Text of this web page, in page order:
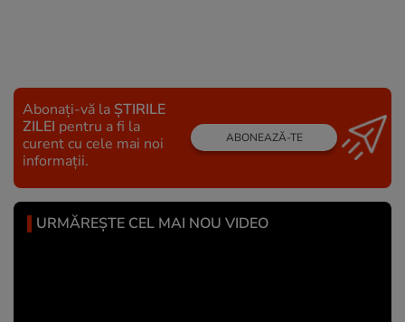
Abonați-vă la ȘTIRILE
ZILEI pentru a fi la
curent cu cele mai noi
informații.
ABONEAZĂ-TE
URMĂREȘTE CEL MAI NOU VIDEO